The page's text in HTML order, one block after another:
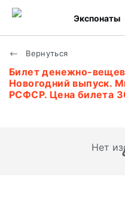
Экспонаты
Вернуться
Билет денежно-
Новогодний выпуск.
РСФСР. Цена билета
Нет